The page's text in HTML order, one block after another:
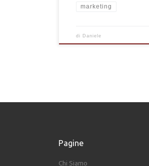
marketing
di Daniele
Pagine
Chi Siamo